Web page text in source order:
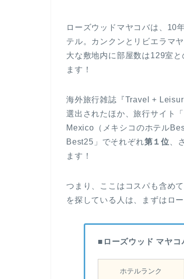
ローズウッドマヤコバは、10
テル。カンクンとリビエラマ
大な敷地内に部屋数は129室
ます！
海外旅行雑誌『Travel +
選出されたほか、旅行サイト
Mexico（メキシコのホテル
Best25」でそれぞれ第１位 、
ます！
つまり、ここはコスパも含めて
を探している人は、まずはロ
■ローズウッド マヤコ
ホテルランク